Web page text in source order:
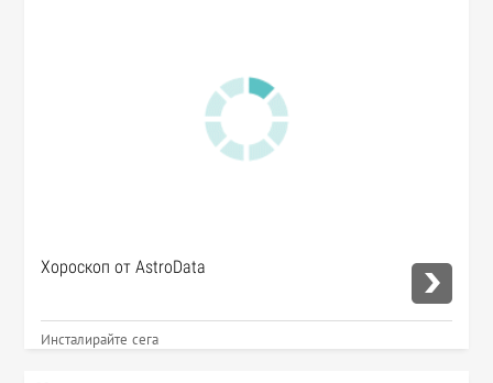
Хороскоп от AstroData
Инсталирайте сега